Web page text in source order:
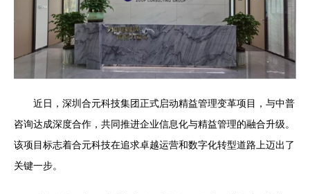
近日，深圳合元科技集团正式启动精益管理变革项目，与中普
咨询达成深度合作，共同推进企业信息化与精益管理的融合升级。
该项目标志着合元科技在追求卓越运营和数字化转型道路上迈出了
关键一步。